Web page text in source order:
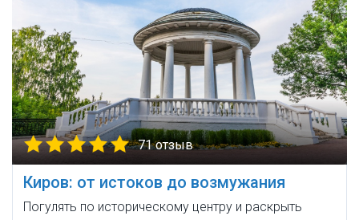
71 отзыв
Киров: от истоков до возмужания
Погулять по историческому центру и раскрыть